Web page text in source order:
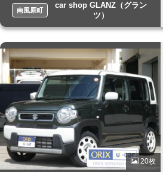
南風原町
car shop GLANZ（グラン
ツ）
20枚